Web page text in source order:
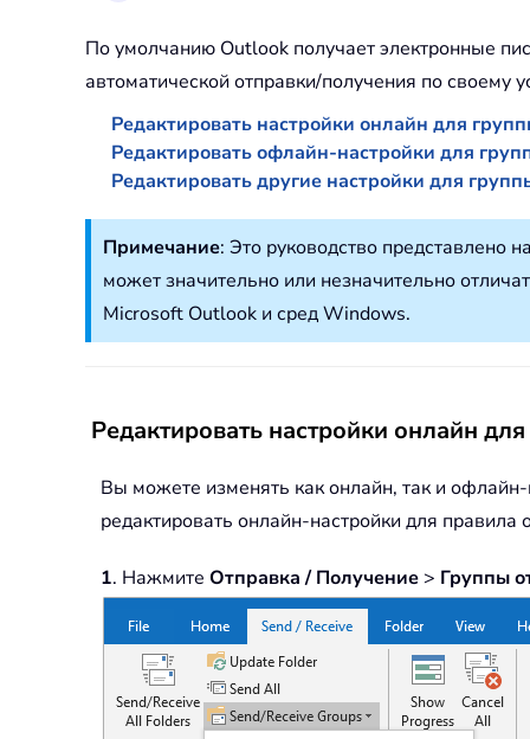
По умолчанию Outlook получает электронные
автоматической отправки/получения по своему
Редактировать настройки онлайн для
Редактировать офлайн-настройки для
Редактировать другие настройки для
Примечание: Это руководство представлено
может значительно или незначительно
Microsoft Outlook и сред Windows.
Редактировать настройки онлайн
Вы можете изменять как онлайн, так и
редактировать онлайн-настройки для правила
1. Нажмите Отправка / Получение > Группы